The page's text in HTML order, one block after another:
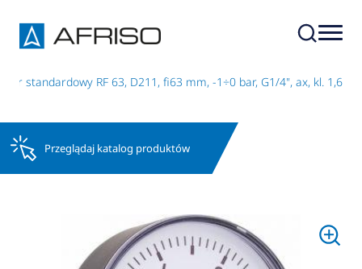
standardowy RF 63, D211, fi63 mm, -1÷0 bar, G1/4", ax, kl. 1,6
Przeglądaj katalog produktów